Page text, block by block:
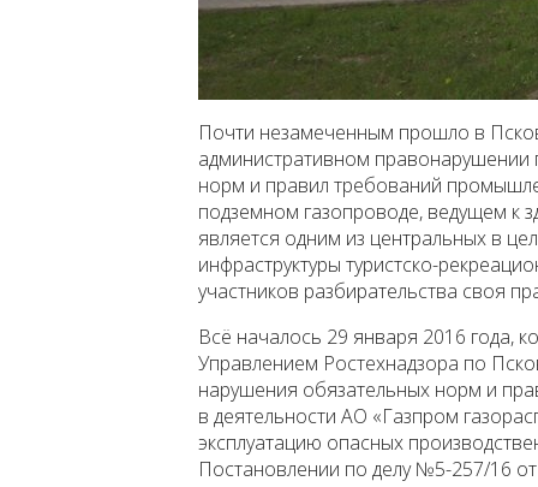
Почти незамеченным прошло в
административном
норм и правил требований
подземном газопроводе, ведущем к
является одним из центральных в
инфраструктуры туристско-
участников разбирательства своя
Всё началось 29 января 2016 года,
Управлением Ростехнадзора по
нарушения обязательных норм и
в деятельности АО «Газпром
эксплуатацию опасных
Постановлении по делу №5-257/16